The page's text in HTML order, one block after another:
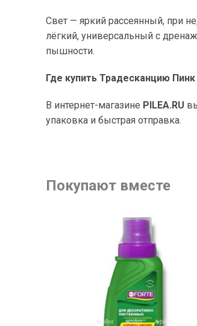
Свет — яркий рассеянный, при
лёгкий, универсальный с
пышности.
Где купить Традесканцию
В интернет-магазине PILEA.RU
упаковка и быстрая отправка.
Покупают вместе